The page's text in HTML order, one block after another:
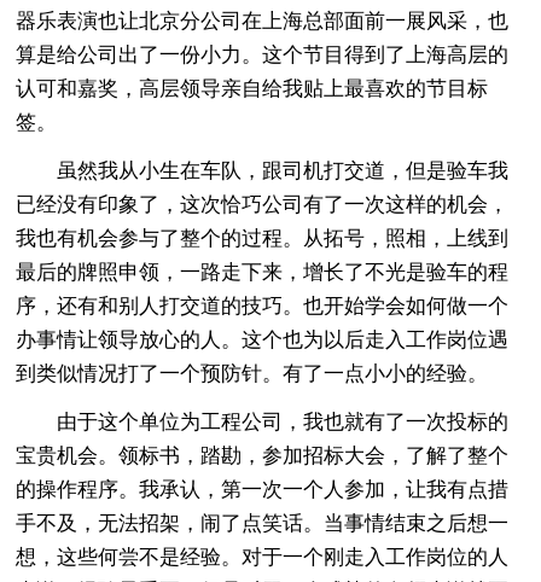
器乐表演也让北京分公司在上海总部面前一展风采，也
算是给公司出了一份小力。这个节目得到了上海高层的
认可和嘉奖，高层领导亲自给我贴上最喜欢的节目标
签。
虽然我从小生在车队，跟司机打交道，但是验车我
已经没有印象了，这次恰巧公司有了一次这样的机会，
我也有机会参与了整个的过程。从拓号，照相，上线到
最后的牌照申领，一路走下来，增长了不光是验车的程
序，还有和别人打交道的技巧。也开始学会如何做一个
办事情让领导放心的人。这个也为以后走入工作岗位遇
到类似情况打了一个预防针。有了一点小小的经验。
由于这个单位为工程公司，我也就有了一次投标的
宝贵机会。领标书，踏勘，参加招标大会，了解了整个
的操作程序。我承认，第一次一个人参加，让我有点措
手不及，无法招架，闹了点笑话。当事情结束之后想一
想，这些何尝不是经验。对于一个刚走入工作岗位的人